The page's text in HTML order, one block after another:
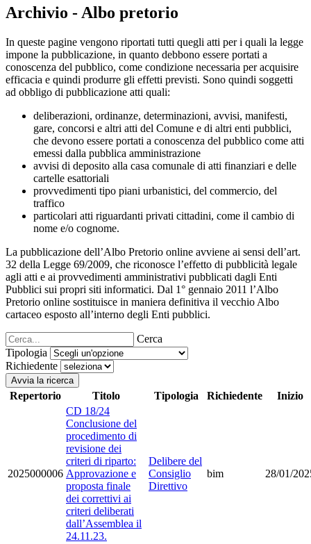
Archivio - Albo pretorio
In queste pagine vengono riportati tutti quegli atti per i quali la legge
impone la pubblicazione, in quanto debbono essere portati a
conoscenza del pubblico, come condizione necessaria per acquisire
efficacia e quindi produrre gli effetti previsti. Sono quindi soggetti
ad obbligo di pubblicazione atti quali:
deliberazioni, ordinanze, determinazioni, avvisi, manifesti,
gare, concorsi e altri atti del Comune e di altri enti pubblici,
che devono essere portati a conoscenza del pubblico come atti
emessi dalla pubblica amministrazione
avvisi di deposito alla casa comunale di atti finanziari e delle
cartelle esattoriali
provvedimenti tipo piani urbanistici, del commercio, del
traffico
particolari atti riguardanti privati cittadini, come il cambio di
nome e/o cognome.
La pubblicazione dell’Albo Pretorio online avviene ai sensi dell’art.
32 della Legge 69/2009, che riconosce l’effetto di pubblicità legale
agli atti e ai provvedimenti amministrativi pubblicati dagli Enti
Pubblici sui propri siti informatici. Dal 1° gennaio 2011 l’Albo
Pretorio online sostituisce in maniera definitiva il vecchio Albo
cartaceo esposto all’interno degli Enti pubblici.
Cerca
Tipologia
Richiedente
Avvia la ricerca
Repertorio Titolo Tipologia Richiedente Inizio
2025000006
CD 18/24
Conclusione del
procedimento di
revisione dei
criteri di riparto:
Approvazione e
proposta finale
dei correttivi ai
criteri deliberati
dall’Assemblea il
24.11.23.
Delibere del
Consiglio
Direttivo
bim 28/01/